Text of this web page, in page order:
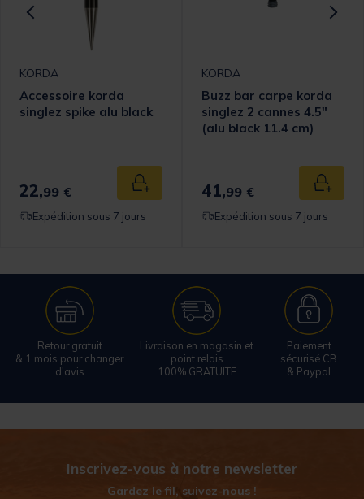
panier
KORDA
Accessoire korda
singlez spike alu black
22,99 € Ajouter au panier
Expédition sous 7 jours
KORDA
Buzz bar carpe korda
singlez 2 cannes 4.5"
(alu black 11.4 cm)
41,99 €
Expédition sous 7 jours
Retour gratuit
& 1 mois pour changer
d'avis
Livraison en magasin et
point relais
100% GRATUITE
Paiement
sécurisé CB
& Paypal
Inscrivez-vous à notre newsletter
Gardez le fil, suivez-nous !